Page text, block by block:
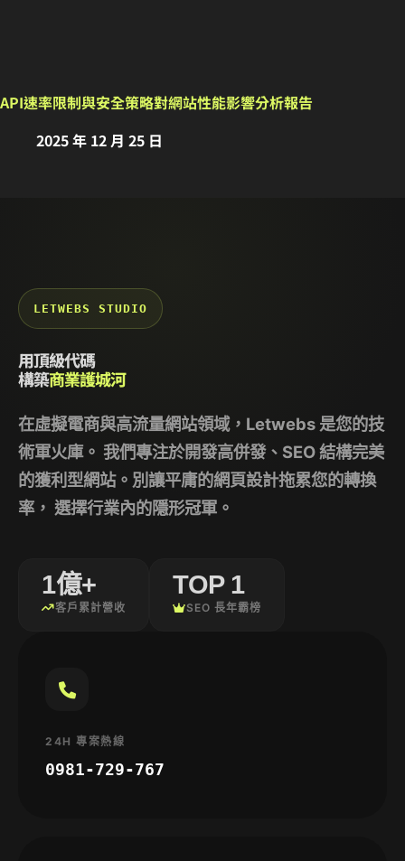
API速率限制與安全策略對網站性能影響分析報告
2025 年 12 月 25 日
LETWEBS STUDIO
用頂級代碼
構築商業護城河
在虛擬電商與高流量網站領域， Letwebs 是您的技
術軍火庫。 我們專注於開發高併發、SEO 結構完美
的獲利型網站。別讓平庸的網頁設計拖累您的轉換
率， 選擇行業內的隱形冠軍。
1億+
客戶累計營收
TOP 1
SEO 長年霸榜
24H 專案熱線
0981-729-767